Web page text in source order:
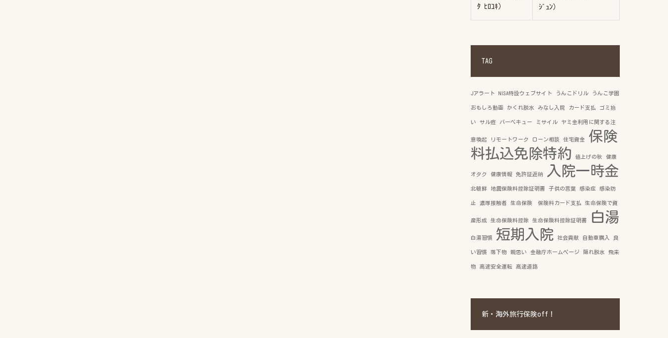
ﾀ ﾋﾛﾕｷ）
ｼﾞｭﾝ）
TAG
Jアラート NISA特設ウェブサイト うんこドリル うんこ学園
おもしろ動画 かくれ脱水 みなし入院 カード支払 ゴミ拾
い サル痘 バーベキュー ミサイル ヤミ金利用に関する注
意喚起 リモートワーク ローン相談 住宅資金
保険
料払込免除特約
値上げの秋 健康
オタク 健康情報 免許証返納 入院一時金
北朝鮮 地震保険料控除証明書 子供の言葉 感染症 感染防
止 濃厚接触者 生命保険 保険料カード支払 生命保険で資
産形成 生命保険料控除 生命保険料控除証明書 白湯
白湯習慣 短期入院 社会貢献 自動車購入 良
い習慣 落下物 親思い 金融庁ホームページ 隠れ脱水 飛来
物 高速安全運転 高速道路
新・海外旅行保険off！